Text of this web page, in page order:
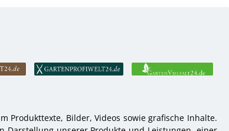
Produkttexte, Bilder, Videos sowie grafische Inhalte.